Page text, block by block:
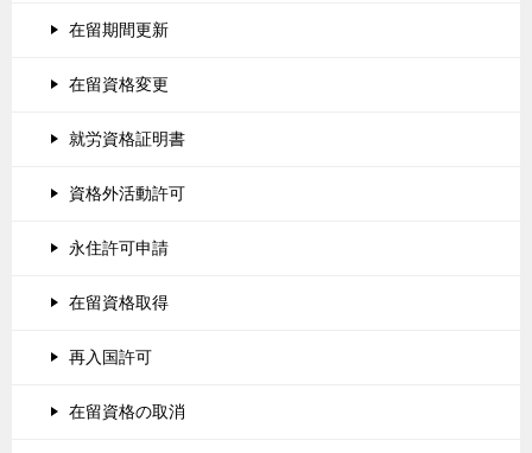
在留期間更新
在留資格変更
就労資格証明書
資格外活動許可
永住許可申請
在留資格取得
再入国許可
在留資格の取消